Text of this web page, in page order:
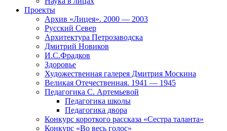
Проекты
Архив «Лицея». 2000 — 2003
Русский Север
Архитектура Петрозаводска
Дмитрий Новиков
И.С.Фрадков
Здоровье
Художественная галерея Дмитрия Москина
Великая Отечественная. 1941 — 1945
Педагогика С. Артемьевой
Педагогика школы
Педагогика двора
Конкурс короткого рассказа «Сестра таланта»
Конкурс «Во весь голос»